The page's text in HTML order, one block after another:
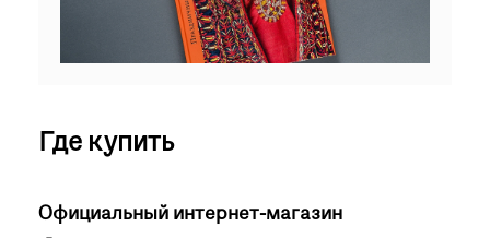
Где купить
Официальный интернет-магазин